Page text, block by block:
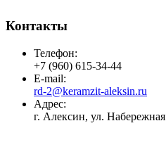
Контакты
Телефон:
+7 (960) 615-34-44
E-mail:
rd-2@keramzit-aleksin.ru
Адрес:
г. Алексин, ул. Набережная